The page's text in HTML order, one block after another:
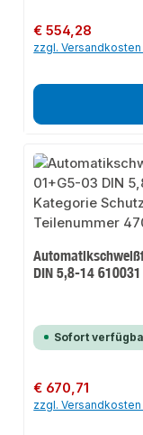
Regulärer Preis:
€ 554,28
zzgl. Versandkosten
DIN 5,8-14 610031
Sofort
Regulärer Preis:
€ 670,71
zzgl. Versandkosten